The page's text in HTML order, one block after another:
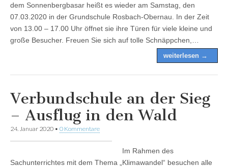
dem Sonnenbergbasar heißt es wieder am Samstag, den
07.03.2020 in der Grundschule Rosbach-Obernau. In der Zeit
von 13.00 – 17.00 Uhr öffnet sie ihre Türen für viele kleine und
große Besucher. Freuen Sie sich auf tolle Schnäppchen,…
weiterlesen →
Verbundschule an der Sieg
– Ausflug in den Wald
24. Januar 2020 • 0 Kommentare
Im Rahmen des
Sachunterrichtes mit dem Thema „Klimawandel“ besuchen alle